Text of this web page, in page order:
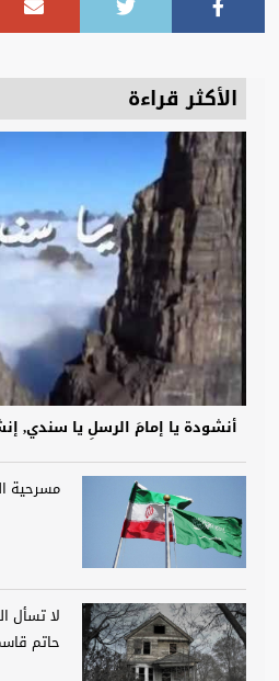
الأكثر قراءة
أنشودة يا إمامَ الرسلِ يا سندي,
مسرحية
لا تسأل
حاتم